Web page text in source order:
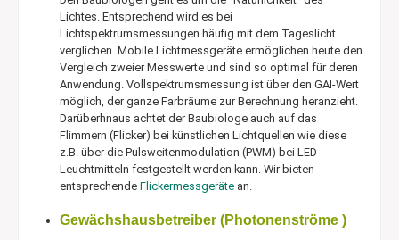
Lichtes. Entsprechend wird es bei
Lichtspektrumsmessungen häufig mit dem Tageslicht
verglichen. Mobile Lichtmessgeräte ermöglichen heute den
Vergleich zweier Messwerte und sind so optimal für deren
Anwendung. Vollspektrumsmessung ist über den GAI-Wert
möglich, der ganze Farbräume zur Berechnung heranzieht.
Darüberhnaus achtet der Baubiologe auch auf das
Flimmern (Flicker) bei künstlichen Lichtquellen wie diese
z.B. über die Pulsweitenmodulation (PWM) bei LED-
Leuchtmitteln festgestellt werden kann. Wir bieten
entsprechende Flickermessgerätean.
Gewächshausbetreiber (Photonenströme )